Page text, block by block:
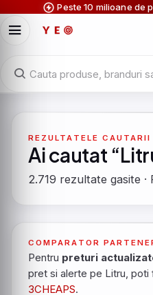
Peste 10 milioane de
REZULTATELE CAUTARII
Ai cautat
2.719 rezultate gasite ·
COMPARATOR
Pentru preturi
pret si alerte pe Litru, poti
3CHEAPS.